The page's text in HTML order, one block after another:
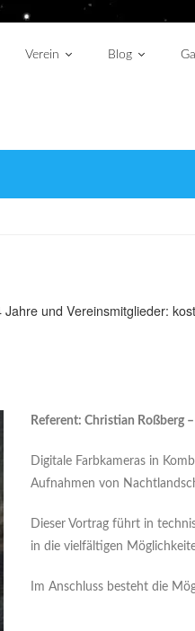
Verein Blog
und Vereinsmitglieder:
Referent: Christian Roßberg
Digitale Farbkameras in
Aufnahmen von
Dieser Vortrag führt in
in die vielfältigen
Im Anschluss besteht die